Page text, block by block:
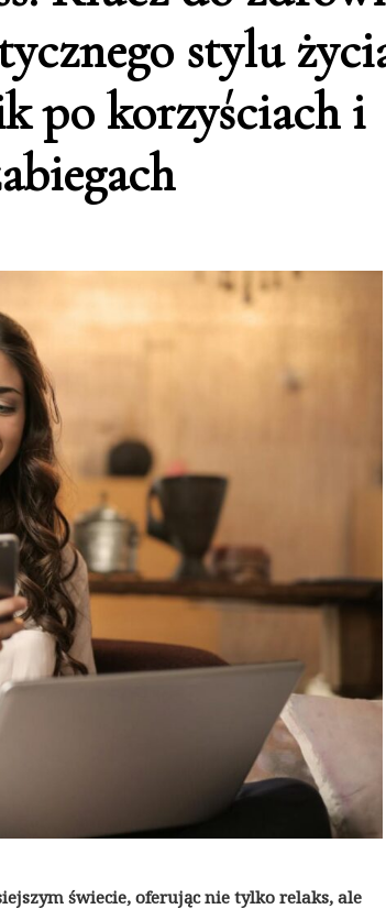
stylu
po korzyściach i
świecie, oferując nie tylko relaks, ale